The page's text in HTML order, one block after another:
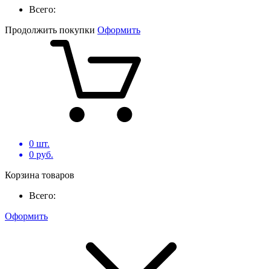
Всего:
Продолжить покупки Оформить
0 шт.
0 руб.
Корзина товаров
Всего:
Оформить